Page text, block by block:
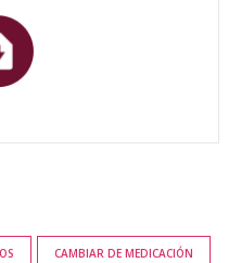
CAMBIAR DE MEDICACIÓN